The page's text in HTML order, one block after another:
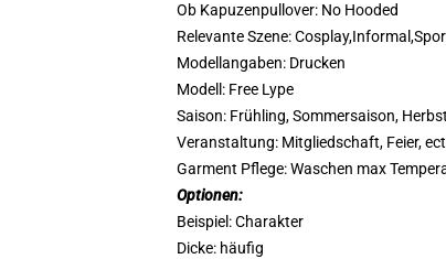
Ob Kapuzenpullover: No Hooded
Relevante Szene:
Modellangaben: Drucken
Modell: Free Lype
Saison: Frühling, Sommersaison, Herbst
Veranstaltung: Mitgliedschaft, Feier,
Garment Pflege: Waschen max
Optionen:
Beispiel: Charakter
Dicke: häufig